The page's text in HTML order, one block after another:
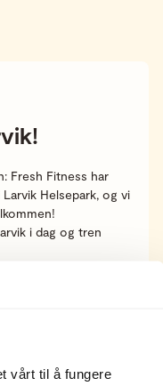
vårt til å fungere
Fresh Fitness har
Helsepark, og vi
i dag og tren